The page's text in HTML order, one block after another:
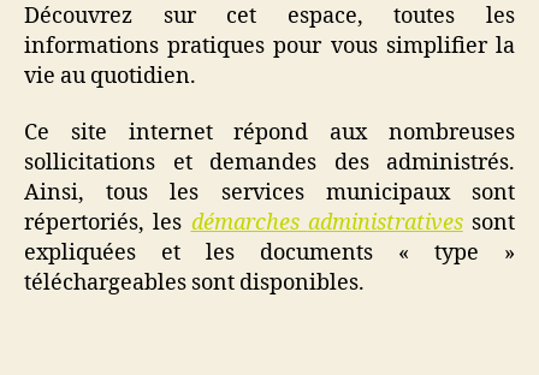
Découvrez sur cet espace, toutes les
informations pratiques pour vous simplifier la
vie au quotidien.
Ce site internet répond aux nombreuses
sollicitations et demandes des administrés.
Ainsi, tous les services municipaux sont
répertoriés, les démarches administrativessont
expliquées et les documents « type »
téléchargeables sont disponibles.